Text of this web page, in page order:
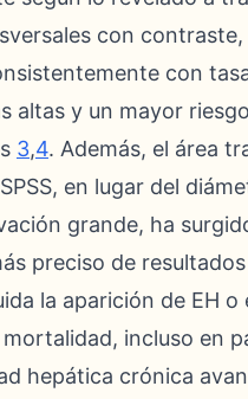
con contraste,
con
altas y un mayor
3,4. Además, el área
en lugar del
grande, ha
preciso de resultados
la aparición de EH o
incluso en
hepática crónica